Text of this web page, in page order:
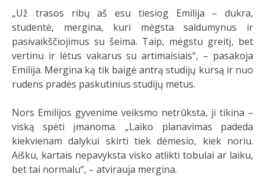
„Už trasos ribų aš esu tiesiog Emilija – dukra,
studentė, mergina, kuri mėgsta saldumynus ir
pasivaikščiojimus su šeima. Taip, mėgstu greitį, bet
vertinu ir lėtus vakarus su artimaisiais“, – pasakoja
Emilija. Mergina ką tik baigė antrą studijų kursą ir nuo
rudens pradės paskutinius studijų metus.
Nors Emilijos gyvenime veiksmo netrūksta, ji tikina –
viską spėti įmanoma. „Laiko planavimas padeda
kiekvienam dalykui skirti tiek dėmesio, kiek noriu.
Aišku, kartais nepavyksta visko atlikti tobulai ar laiku,
bet tai normalu“, – atvirauja mergina.